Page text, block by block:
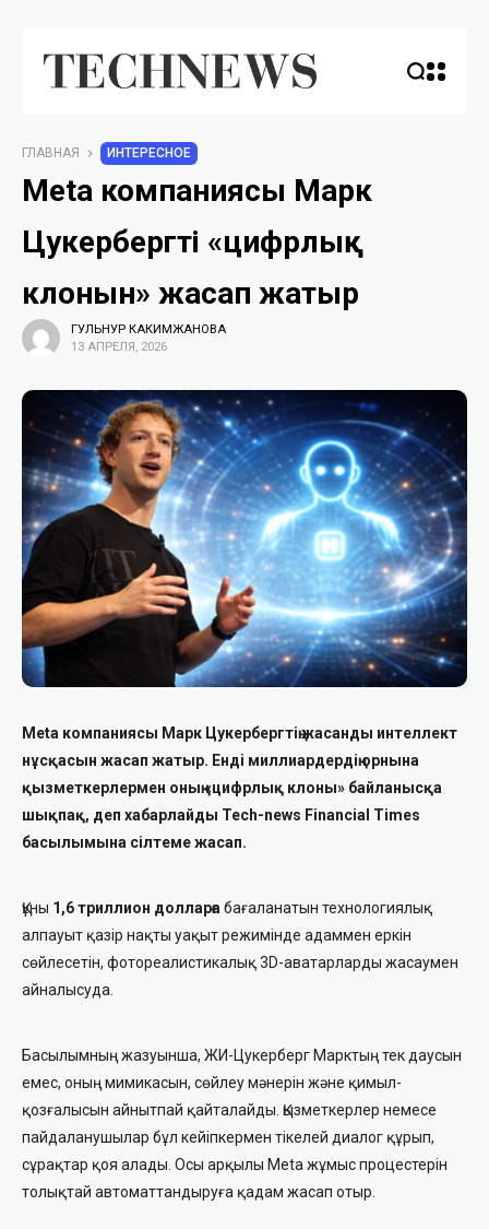
ГЛАВНАЯ ИНТЕРЕСНОЕ
Meta компаниясы Марк
Цукербергтің «цифрлық
клонын» жасап жатыр
ГУЛЬНУР КАКИМЖАНОВА
13 АПРЕЛЯ, 2026
Meta компаниясы Марк Цукербергтің жасанды интеллект
нұсқасын жасап жатыр. Енді миллиардердің орнына
қызметкерлермен оның «цифрлық клоны» байланысқа
шықпақ, деп хабарлайды Tech-news Financial Times
басылымына сілтеме жасап.
Құны 1,6 триллион долларға бағаланатын технологиялық
алпауыт қазір нақты уақыт режимінде адаммен еркін
сөйлесетін, фотореалистикалық 3D-аватарларды жасаумен
айналысуда.
Басылымның жазуынша, ЖИ-Цукерберг Марктың тек даусын
емес, оның мимикасын, сөйлеу мәнерін және қимыл-
қозғалысын айнытпай қайталайды. Қызметкерлер немесе
пайдаланушылар бұл кейіпкермен тікелей диалог құрып,
сұрақтар қоя алады. Осы арқылы Meta жұмыс процестерін
толықтай автоматтандыруға қадам жасап отыр.